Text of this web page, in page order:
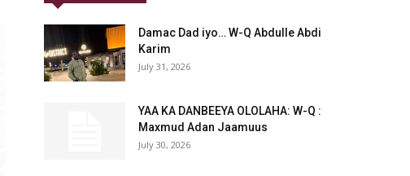
Damac Dad iyo… W-Q Abdulle Abdi
Karim
July 31, 2026
YAA KA DANBEEYA OLOLAHA: W-Q :
Maxmud Adan Jaamuus
July 30, 2026